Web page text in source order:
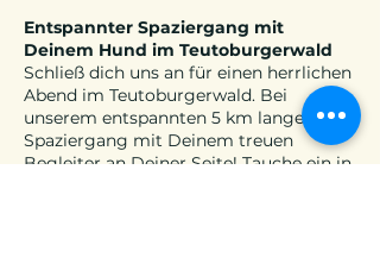
Entspannter Spaziergang mit
Deinem Hund im Teutoburgerwald
Schließ dich uns an für einen herrlichen
Abend im Teutoburgerwald. Bei
unserem entspannten 5 km langen
Spaziergang mit Deinem treuen
Begleiter an Deiner Seite! Tauche ein in